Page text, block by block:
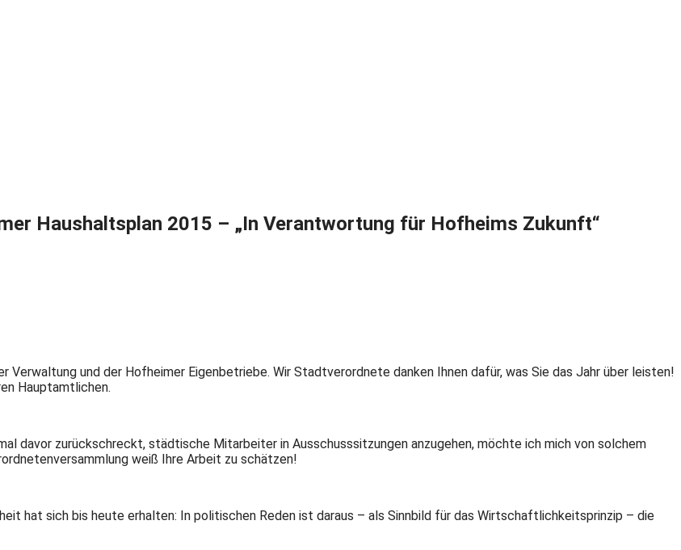
Haushaltsplan 2015 – „In Verantwortung für Hofheims Zukunft“
und der Hofheimer Eigenbetriebe. Wir Stadtverordnete danken Ihnen dafür, was Sie das Jahr über leisten!
Hauptamtlichen.
davor zurückschreckt, städtische Mitarbeiter in Ausschusssitzungen anzugehen, möchte ich mich von solchem
weiß Ihre Arbeit zu schätzen!
hat sich bis heute erhalten: In politischen Reden ist daraus – als Sinnbild für das Wirtschaftlichkeitsprinzip – die